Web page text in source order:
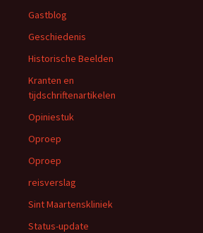
Gastblog
Geschiedenis
Historische Beelden
Kranten en
tijdschriftenartikelen
Opiniestuk
Oproep
Oproep
reisverslag
Sint Maartenskliniek
Status-update